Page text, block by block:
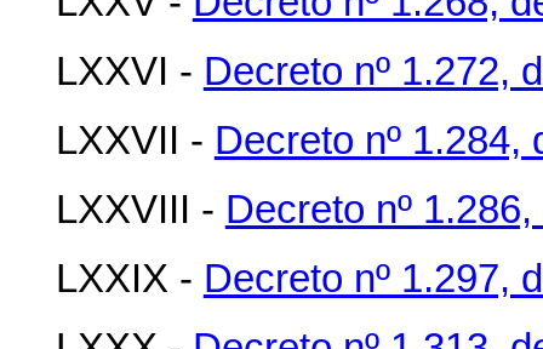
LXXVI - Decreto nº 1.272,
LXXVII - Decreto nº 1.284,
LXXVIII - Decreto nº
LXXIX - Decreto nº 1.297,